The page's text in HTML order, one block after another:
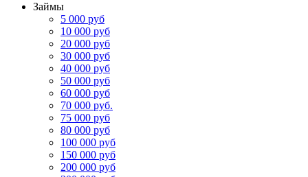
Займы
5 000 руб
10 000 руб
20 000 руб
30 000 руб
40 000 руб
50 000 руб
60 000 руб
70 000 руб.
75 000 руб
80 000 руб
100 000 руб
150 000 руб
200 000 руб